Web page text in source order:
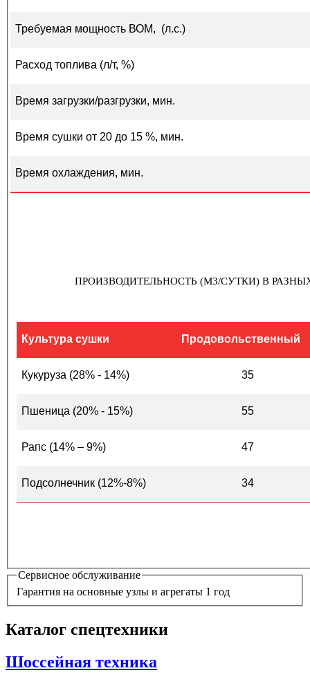
Требуемая мощность ВОМ, (л.с.)
Расход топлива (л/т, %)
Время загрузки/разгрузки, мин.
Время сушки от 20 до 15 %, мин.
Время охлаждения, мин.
ПРОИЗВОДИТЕЛЬНОСТЬ (М3/СУТКИ) В
Культура сушки Продовольственный
Кукуруза (28% - 14%) 35
Пшеница (20% - 15%) 55
Рапс (14% – 9%) 47
Подсолнечник (12%-8%) 34
Сервисное обслуживание
Гарантия на основные узлы и агрегаты 1 год
Каталог спецтехники
Шоссейная техника